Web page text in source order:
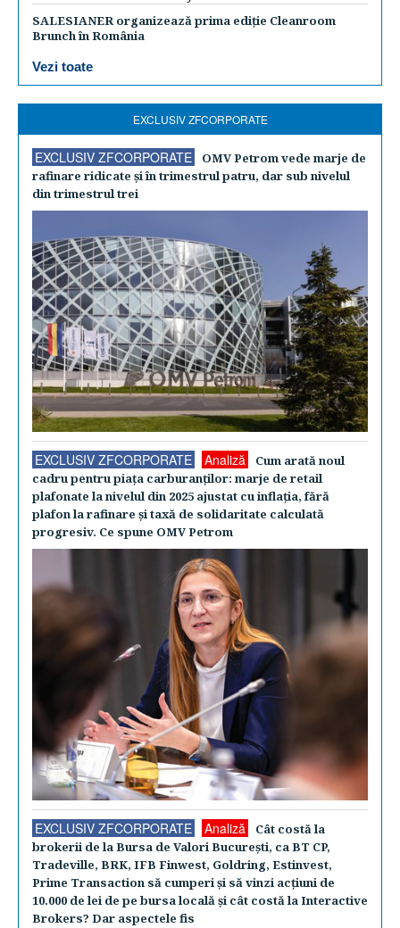
SALESIANER organizează prima ediție Cleanroom
Brunch în România
Vezi toate
EXCLUSIV ZFCORPORATE
EXCLUSIV ZFCORPORATE
OMV Petrom vede marje de
rafinare ridicate şi în trimestrul patru, dar sub nivelul
din trimestrul trei
EXCLUSIV ZFCORPORATE Analiză
Cum arată noul
cadru pentru piaţa carburanţilor: marje de retail
plafonate la nivelul din 2025 ajustat cu inflaţia, fără
plafon la rafinare şi taxă de solidaritate calculată
progresiv. Ce spune OMV Petrom
EXCLUSIV ZFCORPORATE Analiză
Cât costă la
brokerii de la Bursa de Valori Bucureşti, ca BT CP,
Tradeville, BRK, IFB Finwest, Goldring, Estinvest,
Prime Transaction să cumperi şi să vinzi acţiuni de
10.000 de lei de pe bursa locală şi cât costă la Interactive
Brokers? Dar aspectele fis